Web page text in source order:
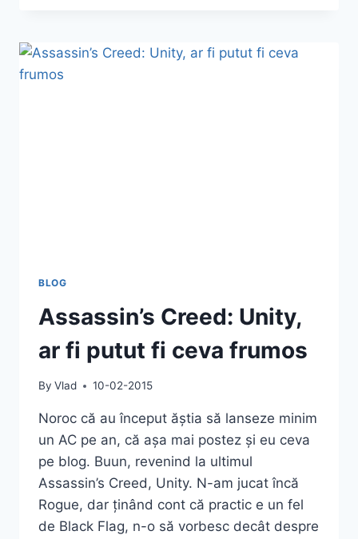
MARINAR
BĂLAN
BLOG
Assassin’s Creed: Unity,
ar fi putut fi ceva frumos
By Vlad 10-02-2015
Noroc că au început ăștia să lanseze minim
un AC pe an, că așa mai postez și eu ceva
pe blog. Buun, revenind la ultimul
Assassin’s Creed, Unity. N-am jucat încă
Rogue, dar ținând cont că practic e un fel
de Black Flag, n-o să vorbesc decât despre